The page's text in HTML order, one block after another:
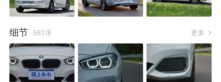
细节 581张 更多